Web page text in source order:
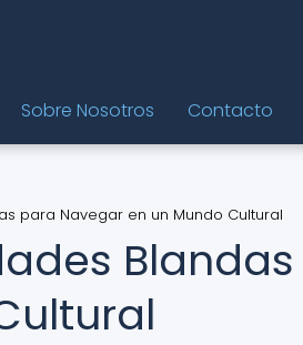
Sobre Nosotros Contacto
para Navegar en un Mundo Cultural
Blandas